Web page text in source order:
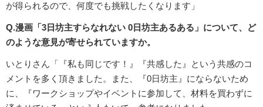
が得られるので、何度でも挑戦したくなります」
Q.漫画「3日坊主すらなれない 0日坊主あるある」について、ど
のような意見が寄せられていますか。
いとりさん「『私も同じです！』『共感した』という共感のコ
メントを多く頂きました。また、『0日坊主』にならないため
に、『ワークショップやイベントに参加して、材料を買わずに